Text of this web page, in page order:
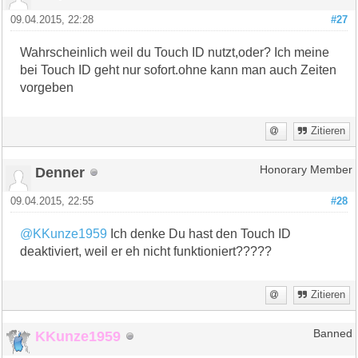
#27
09.04.2015, 22:28
Wahrscheinlich weil du Touch ID nutzt,oder? Ich meine
bei Touch ID geht nur sofort.ohne kann man auch Zeiten
vorgeben
Zitieren
Denner Honorary Member
#28
09.04.2015, 22:55
@KKunze1959 Ich denke Du hast den Touch ID
deaktiviert, weil er eh nicht funktioniert?????
Zitieren
KKunze1959 Banned